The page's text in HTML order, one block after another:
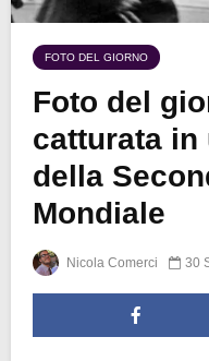
FOTO DEL GIORNO
Foto del
catturata in
della
Mondiale
Nicola Comerci 30